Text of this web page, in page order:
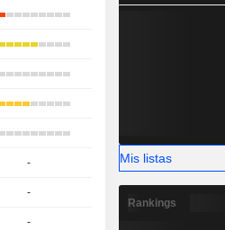
-
-
-
Mis listas
Rankings